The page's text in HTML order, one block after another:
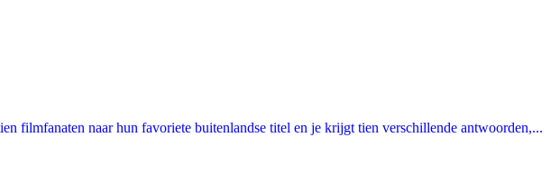
filmfanaten naar hun favoriete buitenlandse titel en je krijgt tien verschillende antwoorden,...